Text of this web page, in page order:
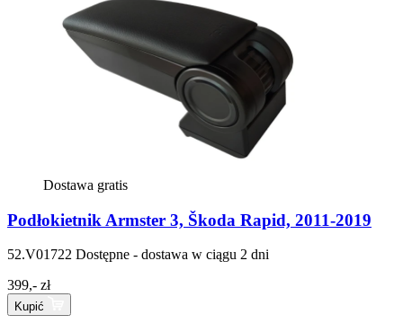
Dostawa gratis
Podłokietnik Armster 3, Škoda Rapid, 2011-2019
52.V01722 Dostępne - dostawa w ciągu 2 dni
399,- zł
Kupić